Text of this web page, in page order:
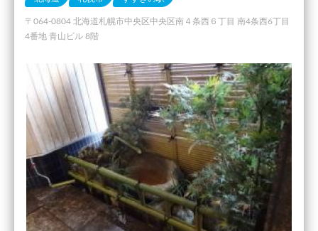
〒064-0804 北海道札幌市中央区中央区南４条西６丁目 南4条西6丁目
4番地 青山ビル 8階